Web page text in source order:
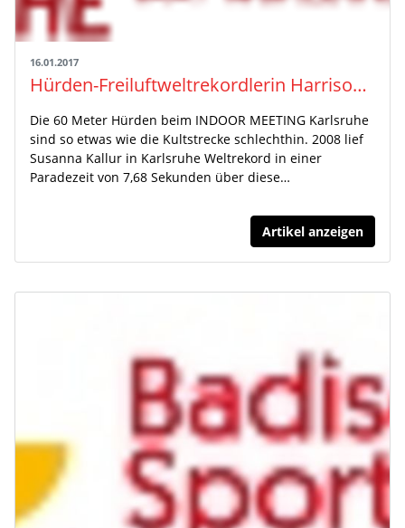
16.01.2017
Hürden-Freiluftweltrekordlerin Harrison startet ebenfalls beim INDOOR MEETING Karlsruhe
Die 60 Meter Hürden beim INDOOR MEETING Karlsruhe
sind so etwas wie die Kultstrecke schlechthin. 2008 lief
Susanna Kallur in Karlsruhe Weltrekord in einer
Paradezeit von 7,68 Sekunden über diese…
Artikel anzeigen